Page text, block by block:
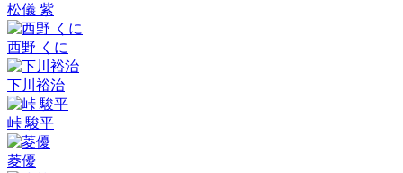
松儀 紫
西野 くに
下川裕治
峠 駿平
菱優